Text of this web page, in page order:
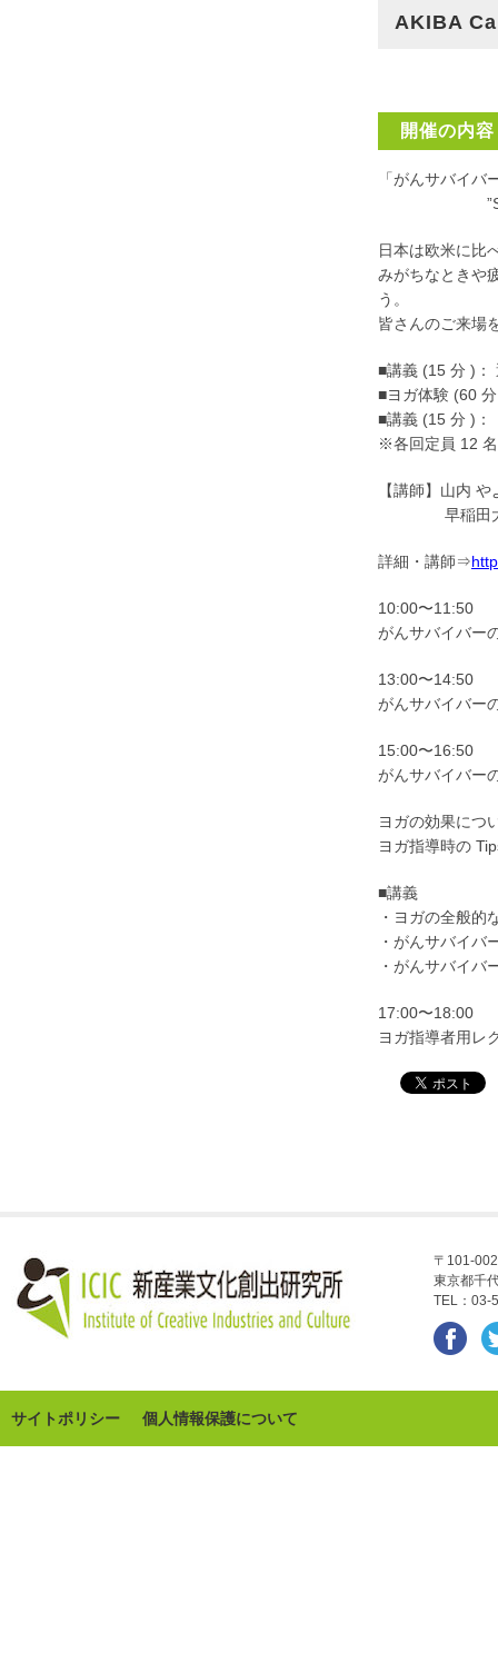
AKIBA
開催の内容
「がんサバイバ
”Sit Less
日本は欧米に比
みがちなときや
う。
皆さんのご来場
■講義 (15 分 )：
■ヨガ体験 (60
■講義 (15 分 )：
※各回定員 12
【講師】山内
早稲田大学
詳細・講師⇒
10:00〜11:50
がんサバイバー
13:00〜14:50
がんサバイバー
15:00〜16:50
がんサバイバー
ヨガの効果につ
ヨガ指導時の
■講義
・ヨガの全般的
・がんサバイバ
・がんサバイバ
17:00〜18:00
ヨガ指導者用レ
〒101-
東京都千
TEL：
サイトポリシー 個人情報保護について